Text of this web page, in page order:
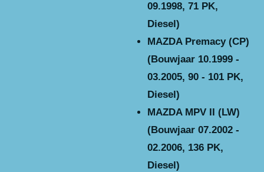
09.1998, 71 PK,
Diesel)
MAZDA Premacy (CP)
(Bouwjaar 10.1999 -
03.2005, 90 - 101 PK,
Diesel)
MAZDA MPV II (LW)
(Bouwjaar 07.2002 -
02.2006, 136 PK,
Diesel)